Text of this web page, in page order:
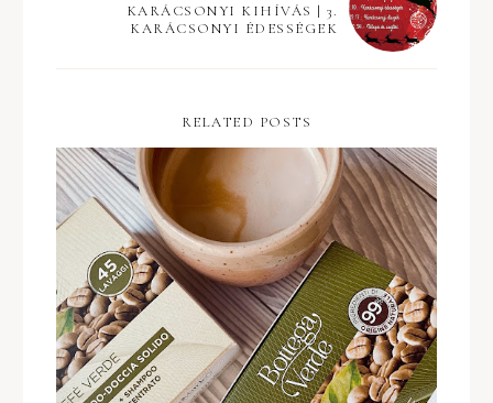
KARÁCSONYI KIHÍVÁS | 3.
KARÁCSONYI ÉDESSÉGEK
RELATED POSTS